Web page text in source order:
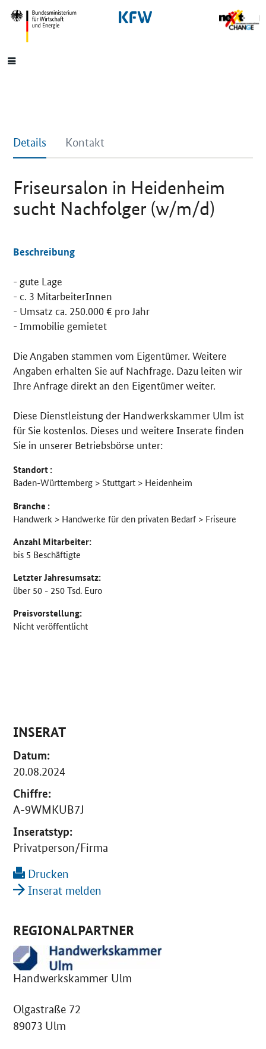
SrOnlyNavigation
Hauptmenü
Details Kontakt
Friseursalon in Heidenheim
sucht Nachfolger (w/m/d)
Details
Beschreibung
- gute Lage
- c. 3 MitarbeiterInnen
- Umsatz ca. 250.000 € pro Jahr
- Immobilie gemietet
Die Angaben stammen vom Eigentümer. Weitere
Angaben erhalten Sie auf Nachfrage. Dazu leiten wir
Ihre Anfrage direkt an den Eigentümer weiter.
Diese Dienstleistung der Handwerkskammer Ulm ist
für Sie kostenlos. Dieses und weitere Inserate finden
Sie in unserer Betriebsbörse unter:
Standort :
Baden-Württemberg > Stuttgart > Heidenheim
Branche :
Handwerk > Handwerke für den privaten Bedarf > Friseure
Anzahl Mitarbeiter:
bis 5 Beschäftigte
Letzter Jahresumsatz:
über 50 - 250 Tsd. Euro
Preisvorstellung:
Nicht veröffentlicht
INSERAT
Datum:
20.08.2024
Chiffre:
A-9WMKUB7J
Inseratstyp:
Privatperson/Firma
Drucken
Inserat melden
REGIONALPARTNER
Handwerkskammer Ulm
Olgastraße 72
89073 Ulm